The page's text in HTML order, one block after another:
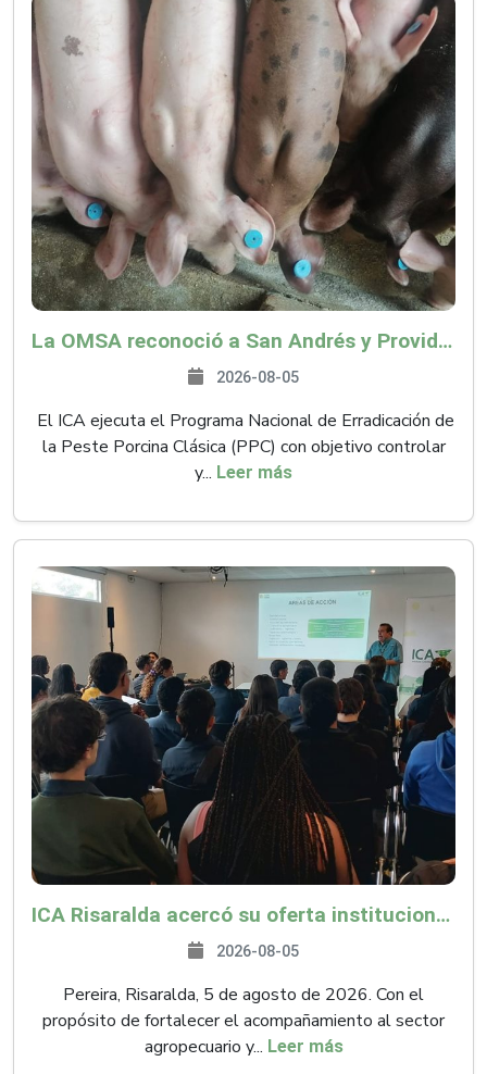
La OMSA reconoció a San Andrés y Providencia como zona libre de Peste Porcina Clásica (PPC)
2026-08-05
El ICA ejecuta el Programa Nacional de Erradicación de
la Peste Porcina Clásica (PPC) con objetivo controlar
y... Leer más
ICA Risaralda acercó su oferta institucional a productores y emprendedores en Expocamello
2026-08-05
Pereira, Risaralda, 5 de agosto de 2026. Con el
propósito de fortalecer el acompañamiento al sector
agropecuario y... Leer más